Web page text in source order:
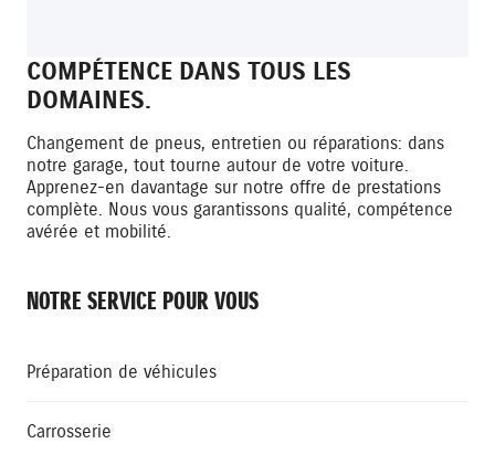
COMPÉTENCE DANS TOUS LES
DOMAINES.
Changement de pneus, entretien ou réparations: dans
notre garage, tout tourne autour de votre voiture.
Apprenez-en davantage sur notre offre de prestations
complète. Nous vous garantissons qualité, compétence
avérée et mobilité.
NOTRE SERVICE POUR VOUS
Préparation de véhicules
Carrosserie